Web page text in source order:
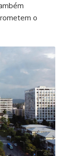
o